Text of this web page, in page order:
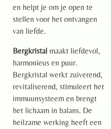
en helpt je om je open te
stellen voor het ontvangen
van liefde.
Bergkristal maakt liefdevol,
harmonieus en puur.
Bergkristal werkt zuiverend,
revitaliserend, stimuleert het
immuunsysteem en brengt
het lichaam in balans. De
heilzame werking heeft een